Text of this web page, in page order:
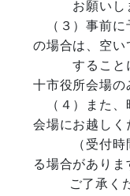
お願いしま
（３）事前に
の場合は、空い
することに
十市役所会場の
（４）また、
会場にお越しく
（受付時間
る場合がありま